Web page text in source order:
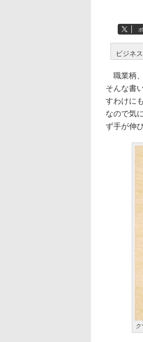
ビジネ
職業柄、
そんな書
すわけに
なので気
ず手が伸
ク